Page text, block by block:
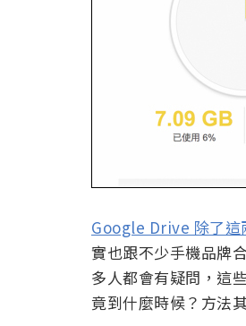
Google Drive 除了這
實也跟不少手機品牌
多人都會有疑問，這
竟到什麼時候？方法